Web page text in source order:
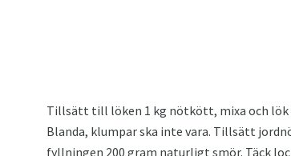
Tillsätt till löken 1 kg nötkött, mixa och
Blanda, klumpar ska inte vara. Tillsätt
fyllningen 200 gram naturligt smör. Täck